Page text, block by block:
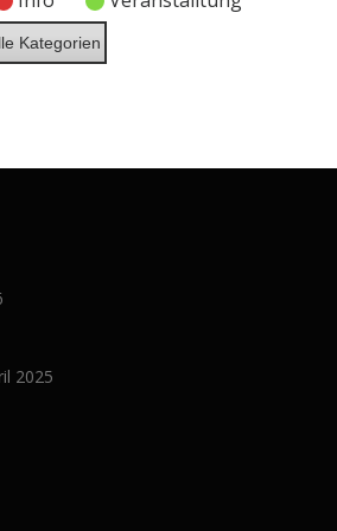
2026
2026
2026
2026
Kategorien
2025